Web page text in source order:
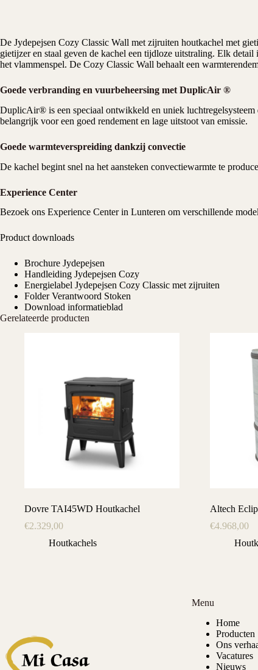
De Jydepejsen Cozy Classic Wall met zijruiten houtkachel met
gietijzer en staal geven de kachel een tijdloze uitstraling. Elk
het vlammenspel. De Cozy Classic Wall behaalt een
Goede verbranding en vuurbeheersing met DuplicAir ®
DuplicAir® is een speciaal ontwikkeld en uniek
belangrijk voor een goed rendement en lage uitstoot van emissie.
Goede warmteverspreiding dankzij convectie
De kachel begint snel na het aansteken convectiewarmte te
Experience Center
Bezoek ons Experience Centerin Lunteren om verschillende
Product downloads
Brochure Jydepejsen
Handleiding Jydepejsen Cozy
Energielabel Jydepejsen Cozy Classic met zijruiten
Folder Verantwoord Stoken
Download informatieblad
Gerelateerde producten
Dovre TAI45WD Houtkachel
€2.329,00
Houtkachels
Altech
€4.968,00
Menu
Home
Producten
Ons
Vacatures
Nieuws